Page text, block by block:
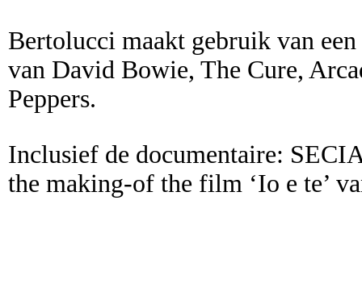
Bertolucci maakt gebruik van
van David Bowie, The Cure,
Peppers.
Inclusief de documentaire:
the making-of the film ‘Io e te’